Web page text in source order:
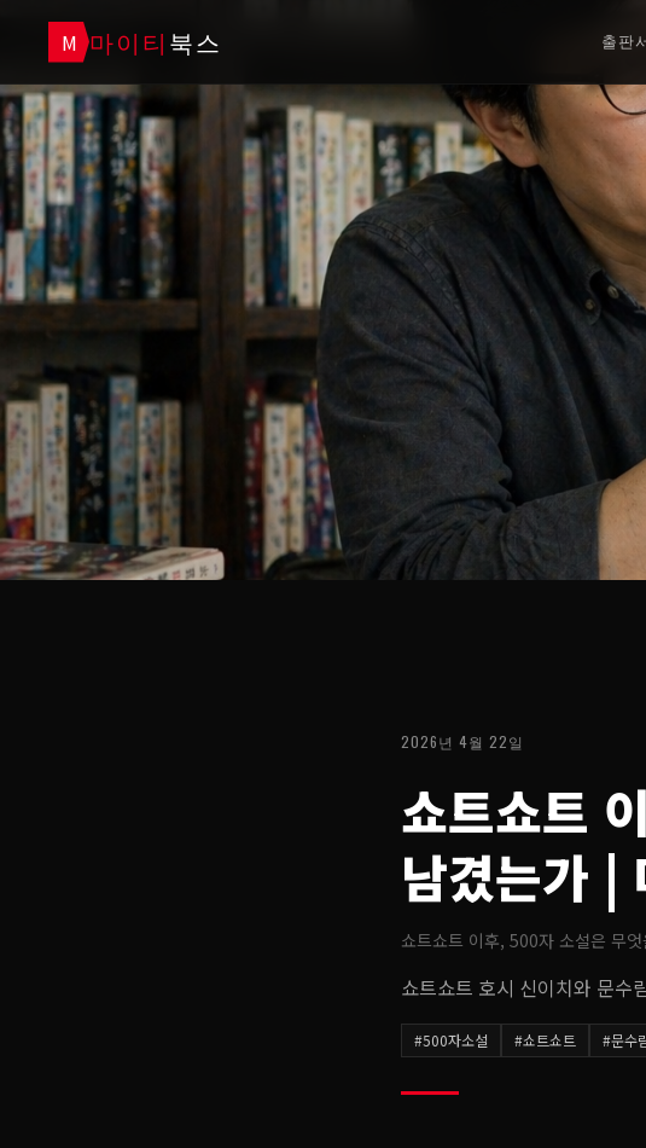
M 마이티 북스 출판
2026년 4월 22일
쇼트쇼트
남겼는가 |
쇼트쇼트 이후, 500자 소설은 무
쇼트쇼트 호시 신이치와 문수
#500자소설 #쇼트쇼트 #문수